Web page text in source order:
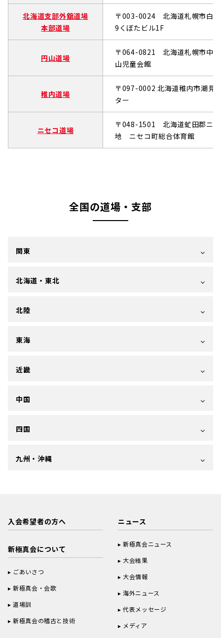
北海道支部外舘道場
本部道場
〒003-0024 北海道札幌市白
9くぼたビル1F
円山道場
〒064-0821 北海道札幌市中
山児童会館
稚内道場
〒097-0002 北海道稚内市潮見
ター
ニセコ道場
〒048-1501 北海道虻田郡ニ
地 ニセコ町総合体育館
全国の道場・支部
関東
北海道・東北
北陸
東海
近畿
中国
四国
九州・沖縄
入会希望者の方へ
新極真会について
ごあいさつ
新極真会・会歌
道場訓
新極真会の稽古と技術
ニュース
新極真会ニュース
大会結果
大会情報
海外ニュース
代表メッセージ
メディア